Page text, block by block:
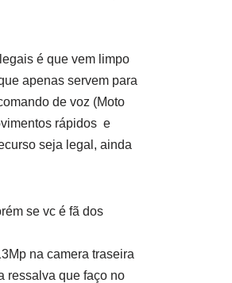
é que vem limpo
apenas servem para
de voz (Moto
rápidos e
seja legal, ainda
se vc é fã dos
na camera traseira
ressalva que faço no